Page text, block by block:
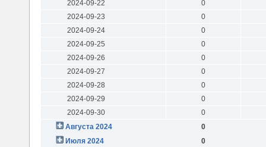
2024-09-22
0
2024-09-23
0
2024-09-24
0
2024-09-25
0
2024-09-26
0
2024-09-27
0
2024-09-28
0
2024-09-29
0
2024-09-30
0
Августа 2024
0
Июля 2024
0